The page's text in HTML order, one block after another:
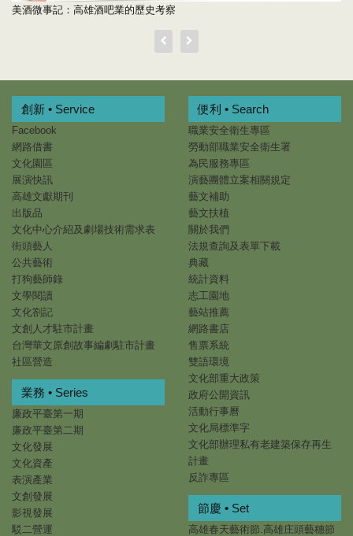
美酒微事記：高雄酒吧業的歷史考察
創新 • Service
Facebook
網路借書
文化園區
展演快訊
高雄文獻期刊
出版品
文化中心介紹及劇場技術需求表
街頭藝人
公共藝術
打狗藝師錄
文學閱讀
文化劄記
文創人才駐市計畫
台灣華文原創故事編劇駐市計畫
社區營造
便利 • Search
職業安全衛生專區
勞動部職業安全衛生署
為民服務專區
演藝團體立案相關規定
藝文補助
藝文扶植
關於我們
法規查詢及表單下載
典藏
統計資料
志工園地
藝站推薦
網路書店
售票系統
雙語環境
文化部重大政策
政府公開資訊
活動行事曆
文化局標準字
文化部辦理私有老建築保存再生
計畫
反詐專區
業務 • Series
廉政平臺第一期
廉政平臺第二期
文化發展
文化資產
表演產業
文創發展
影視發展
駁二營運
節慶 • Set
高雄春天藝術節.高雄庄頭藝穗節